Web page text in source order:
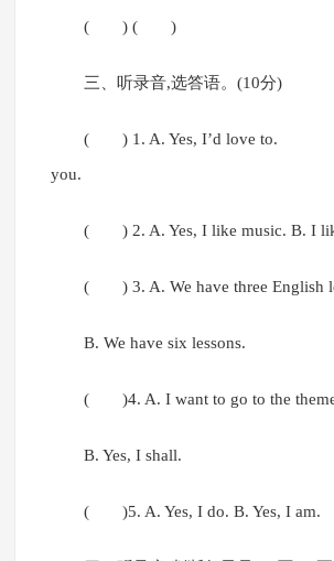
( ) ( )
三、听录音,选答语。(10分)
( ) 1. A. Yes, I’d love
you.
( ) 2. A. Yes, I like music. B. I
( ) 3. A. We have three English
B. We have six lessons.
( )4. A. I want to go to the
B. Yes, I shall.
( )5. A. Yes, I do. B. Yes, I am.